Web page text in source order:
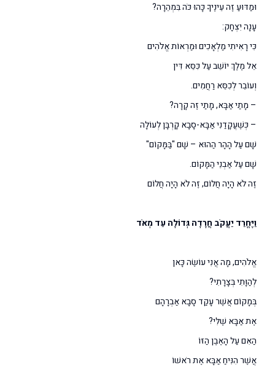
וּמַדּוּעַ זֶה עֵינֶיךָ כָּהוּ כֹּה בִּמְהֵרָה?
עָנָה יִצְחָק:
כִּי רָאִיתִי מַלְאָכִים וּמַרְאוֹת אֱלֹהִים
אֵל מֶלֶךְ יוֹשֵׁב עַל כִּסֵּא דִּין
וְעוֹבֵר לְכִסֵּא רַחֲמִים.
– מָתַי אַבָּא, מָתַי זֶה קָרָה?
– כְּשֶׁעֲקָדַנִי אַבָּא-סָבָא קָרְבָּן לְעוֹלָה
שָׁם עַל הָהָר הַהוּא – שָׁם "בַּמָּקוֹם"
שָׁם עַל אַבְנֵי הַמָּקוֹם.
זֶה לֹא הָיָה חֲלוֹם, זֶה לֹא הָיָה חֲלוֹם
וַיֶּחֱרַד יַעֲקֹב חֲרָדָה גְּדוֹלָה עַד מְאֹד
אֱלֹהִים, מָה אֲנִי עוֹשֶׂה כָּאן
לְהַוָּתִי בְּצָרָתִי?
בְּמָקוֹם אֲשֶׁר עָקַד סָבָא אַבְרָהָם
אֶת אַבָּא שֶׁלִּי?
הַאִם עַל הָאֶבֶן הַזּוֹ
אֲשֶׁר הִנִּיחַ אַבָּא אֶת רֹאשׁוֹ